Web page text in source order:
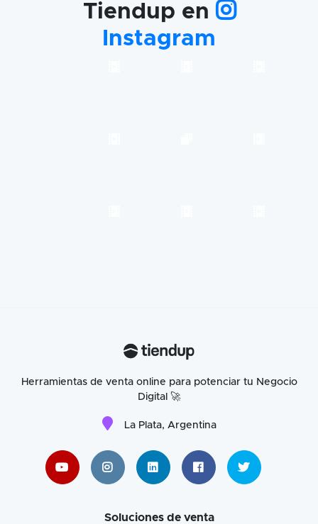
Tiendup en
Instagram
Herramientas de venta online para potenciar tu Negocio
Digital 🚀
La Plata, Argentina
Soluciones de venta